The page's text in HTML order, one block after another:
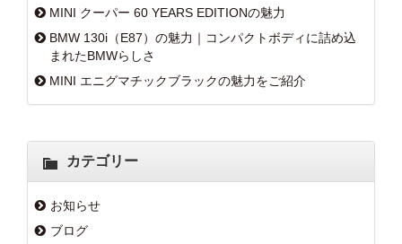
MINI クーパー 60 YEARS EDITIONの魅力
BMW 130i（E87）の魅力｜コンパクトボディに詰め込
まれたBMWらしさ
MINI エニグマチックブラックの魅力をご紹介
カテゴリー
お知らせ
ブログ